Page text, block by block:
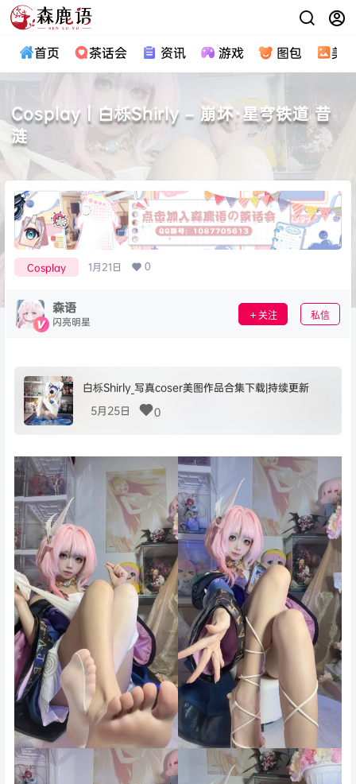
首页 茶话会 资讯 游戏 图包 美
Cosplay｜白栎Shirly – 崩坏·星穹铁道 昔
涟
Cosplay 1月21日 0
森语
闪亮明星 关注 私信
白栎Shirly_写真coser美图作品合集下载|持续更新
5月25日
0